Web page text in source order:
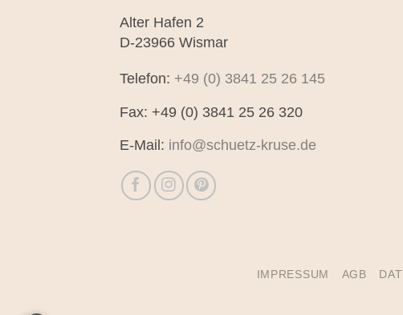
Alter Hafen 2
D-23966 Wismar
Telefon: +49 (0) 3841 25 26 145
Fax: +49 (0) 3841 25 26 320
E-Mail: info@schuetz-kruse.de
IMPRESSUM AGB